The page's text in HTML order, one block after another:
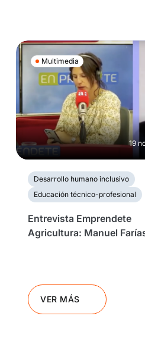
Multimedia
19
Desarrollo humano inclusivo
Educación técnico-profesional
Entrevista Emprendete
Agricultura: Manuel
VER MÁS